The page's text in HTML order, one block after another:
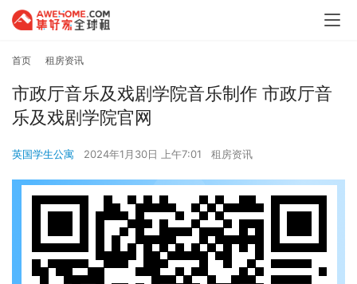
首页 租房资讯
市政厅音乐及戏剧学院音乐制作 市政厅音
乐及戏剧学院官网
英国学生公寓 2024年1月30日 上午7:01 租房资讯